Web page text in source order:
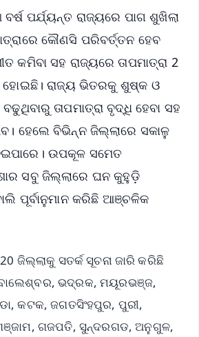
ପର୍ଯ୍ୟନ୍ତ ରାଜ୍ୟରେ ପାଗ ଶୁଖିଲା
କୌଣସି ପରିବର୍ତ୍ତନ ହେବ
କମିବା ସହ ରାଜ୍ୟରେ ତାପମାତ୍ରା 2
ରାଜ୍ୟ ଭିତରକୁ ଶୁଷ୍କ ଓ
ତାପମାତ୍ରା ବୃଦ୍ଧି ହେବା ସହ
ହେଲେ ବିଭିନ୍ନ ଜିଲ୍ଲାରେ ସକାଳୁ
ଉପକୂଳ ସମେତ
ସବୁ ଜିଲ୍ଲାରେ ଘନ କୁହୁଡ଼ି
ପୂର୍ବାନୁମାନ କରିଛି ଆଞ୍ଚଳିକ
ଜିଲ୍ଲାକୁ ସତର୍କ ସୂଚନା ଜାରି କରିଛି
ବାଲେଶ୍ବର, ଭଦ୍ରକ, ମୟୂରଭଞ୍ଜ,
କଟକ, ଜଗତସିଂହପୁର, ପୁରୀ,
ଗଞ୍ଜାମ, ଗଜପତି, ସୁନ୍ଦରଗଡ, ଅନୁଗୁଳ,